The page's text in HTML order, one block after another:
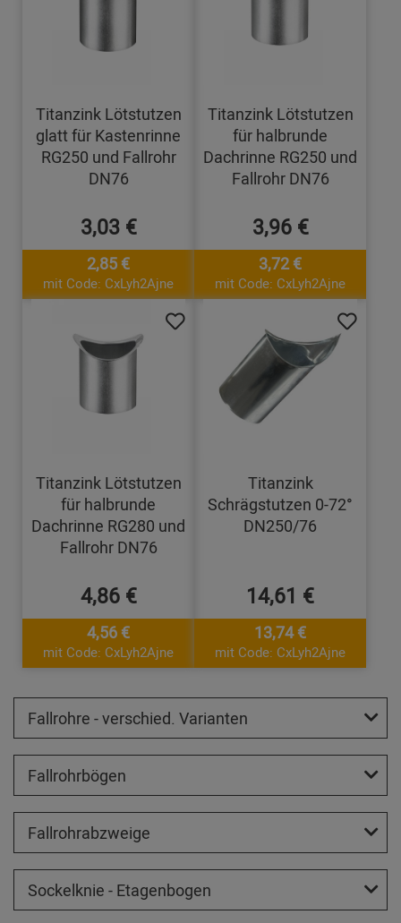
Titanzink Lötstutzen
glatt für Kastenrinne
RG250 und Fallrohr
DN76
3,03 €
2,85 €
mit Code: CxLyh2Ajne
Titanzink Lötstutzen
für halbrunde
Dachrinne RG250 und
Fallrohr DN76
3,96 €
3,72 €
mit Code: CxLyh2Ajne
Titanzink Lötstutzen
für halbrunde
Dachrinne RG280 und
Fallrohr DN76
4,86 €
4,56 €
mit Code: CxLyh2Ajne
Titanzink
Schrägstutzen 0-72°
DN250/76
14,61 €
13,74 €
mit Code: CxLyh2Ajne
Fallrohre - verschied. Varianten
Fallrohrbögen
Fallrohrabzweige
Sockelknie - Etagenbogen